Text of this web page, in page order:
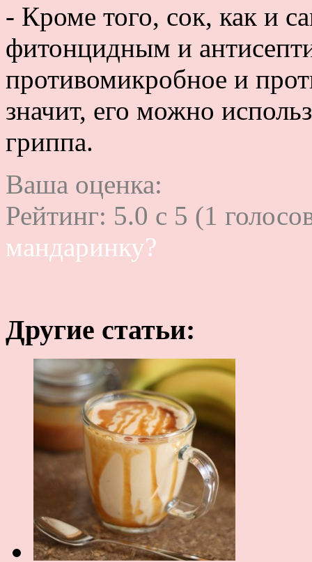
- Кроме того, сок, как и
фитонцидным и
противомикробное и
значит, его можно
гриппа.
Ваша оценка:
Рейтинг: 5.0 c 5 (1
мандаринку?
Другие статьи: